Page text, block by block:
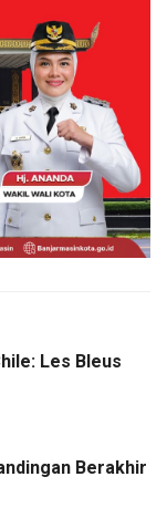
Les Bleus
Berakhir